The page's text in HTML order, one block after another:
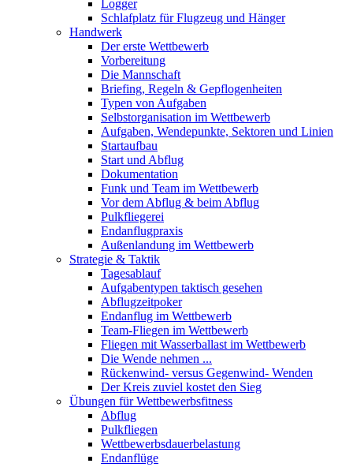
Logger
Schlafplatz für Flugzeug und Hänger
Handwerk
Der erste Wettbewerb
Vorbereitung
Die Mannschaft
Briefing, Regeln & Gepflogenheiten
Typen von Aufgaben
Selbstorganisation im Wettbewerb
Aufgaben, Wendepunkte, Sektoren und Linien
Startaufbau
Start und Abflug
Dokumentation
Funk und Team im Wettbewerb
Vor dem Abflug & beim Abflug
Pulkfliegerei
Endanflugpraxis
Außenlandung im Wettbewerb
Strategie & Taktik
Tagesablauf
Aufgabentypen taktisch gesehen
Abflugzeitpoker
Endanflug im Wettbewerb
Team-Fliegen im Wettbewerb
Fliegen mit Wasserballast im Wettbewerb
Die Wende nehmen ...
Rückenwind- versus Gegenwind- Wenden
Der Kreis zuviel kostet den Sieg
Übungen für Wettbewerbsfitness
Abflug
Pulkfliegen
Wettbewerbsdauerbelastung
Endanflüge